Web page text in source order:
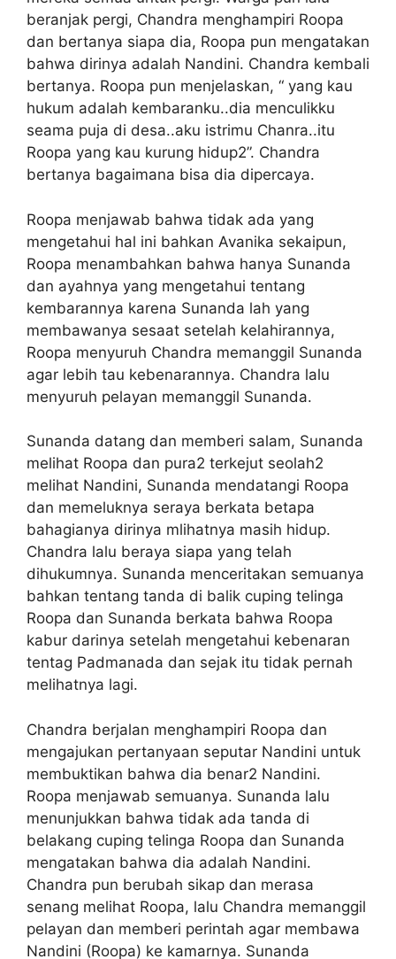
beranjak pergi, Chandra menghampiri Roopa
dan bertanya siapa dia, Roopa pun mengatakan
bahwa dirinya adalah Nandini. Chandra kembali
bertanya. Roopa pun menjelaskan, “ yang kau
hukum adalah kembaranku..dia menculikku
seama puja di desa..aku istrimu Chanra..itu
Roopa yang kau kurung hidup2”. Chandra
bertanya bagaimana bisa dia dipercaya.
Roopa menjawab bahwa tidak ada yang
mengetahui hal ini bahkan Avanika sekaipun,
Roopa menambahkan bahwa hanya Sunanda
dan ayahnya yang mengetahui tentang
kembarannya karena Sunanda lah yang
membawanya sesaat setelah kelahirannya,
Roopa menyuruh Chandra memanggil Sunanda
agar lebih tau kebenarannya. Chandra lalu
menyuruh pelayan memanggil Sunanda.
Sunanda datang dan memberi salam, Sunanda
melihat Roopa dan pura2 terkejut seolah2
melihat Nandini, Sunanda mendatangi Roopa
dan memeluknya seraya berkata betapa
bahagianya dirinya mlihatnya masih hidup.
Chandra lalu beraya siapa yang telah
dihukumnya. Sunanda menceritakan semuanya
bahkan tentang tanda di balik cuping telinga
Roopa dan Sunanda berkata bahwa Roopa
kabur darinya setelah mengetahui kebenaran
tentag Padmanada dan sejak itu tidak pernah
melihatnya lagi.
Chandra berjalan menghampiri Roopa dan
mengajukan pertanyaan seputar Nandini untuk
membuktikan bahwa dia benar2 Nandini.
Roopa menjawab semuanya. Sunanda lalu
menunjukkan bahwa tidak ada tanda di
belakang cuping telinga Roopa dan Sunanda
mengatakan bahwa dia adalah Nandini.
Chandra pun berubah sikap dan merasa
senang melihat Roopa, lalu Chandra memanggil
pelayan dan memberi perintah agar membawa
Nandini (Roopa) ke kamarnya. Sunanda